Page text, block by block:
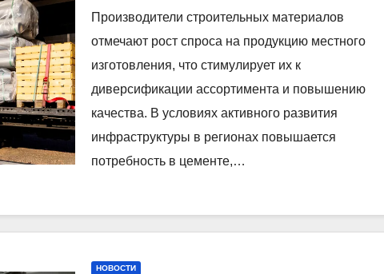
изготовления
Производители строительных материалов
отмечают рост спроса на продукцию местного
изготовления, что стимулирует их к
диверсификации ассортимента и повышению
качества. В условиях активного развития
инфраструктуры в регионах повышается
потребность в цементе,…
НОВОСТИ